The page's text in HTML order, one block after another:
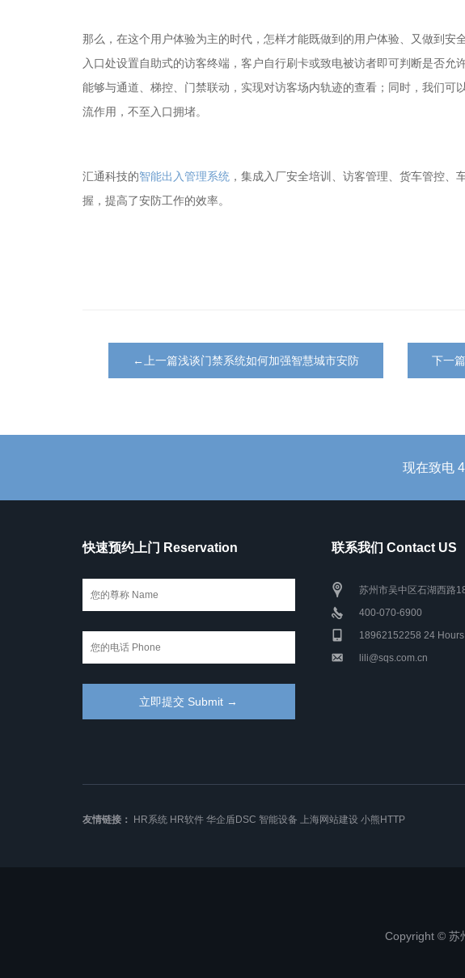
那么，在这个用户体验为主的时代，怎样才能既做到的用户体验、又做到
入口处设置自助式的访客终端，客户自行刷卡或致电被访者即可判断是否允
能够与通道、梯控、门禁联动，实现对访客场内轨迹的查看；同时，我们
流作用，不至入口拥堵。
汇通科技的智能出入管理系统 ，集成入厂安全培训、访客管理、货车管控
握，提高了安防工作的效率。
←上一篇浅谈门禁系统如何加强智慧城市安防 下一
现在致电
快速预约上门 Reservation 联系我们 Contact US
苏州市吴中区石湖西路
400-070-6900
18962152258 24 Hours
lili@sqs.com.cn
友情链接： HR系统 HR软件 华企盾DSC 智能设备 上海网站建设 小熊HTTP
Copyright © 苏